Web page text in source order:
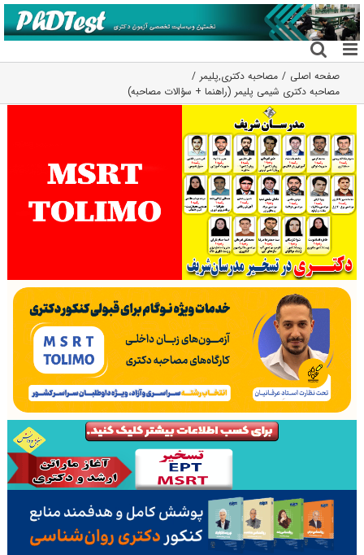
رفتن
به
محتوا
صفحه اصلی مصاحبه دکتری,پلیمر
مصاحبه دکتری شیمی پلیمر (راهنما + سؤالات مصاحبه)